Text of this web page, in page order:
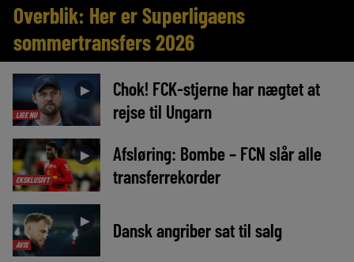
Overblik: Her er Superligaens
sommertransfers 2026
LIGE NU
►
Chok! FCK-stjerne har nægtet at
rejse til Ungarn
EKSKLUSIVT
►
Afsløring: Bombe – FCN slår alle
transferrekorder
AVIS
► Dansk angriber sat til salg